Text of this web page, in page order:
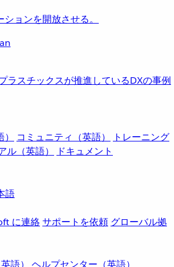
ラスチックスが推進しているDXの事例
コミュニティ（英語）
トレーニング
ル（英語）
ドキュメント
語
に連絡サポートを依頼 グローバル拠
語） ヘルプセンター（英語）